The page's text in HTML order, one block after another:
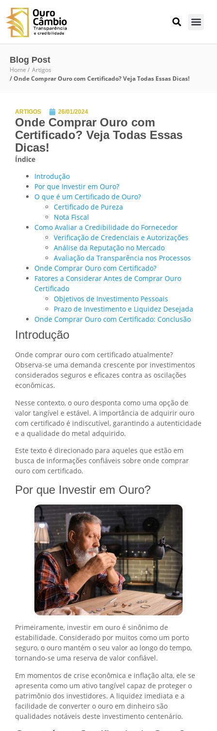
Blog Post
Home / Artigos
/ Onde Comprar Ouro com Certificado? Veja Todas Essas Dicas!
ARTIGOS 26/01/2024
Onde Comprar Ouro com
Certificado? Veja Todas Essas
Dicas!
Índice
Introdução
Por que Investir em Ouro?
O que é um Certificado de Ouro?
Certificado de Pureza
Nota Fiscal
Como Avaliar a Credibilidade do Fornecedor
Verificação de Credenciais e Autorizações
Análise da Reputação no Mercado
Avaliação da Transparência nos Processos
Onde Comprar Ouro com Certificado?
Fatores a Considerar Antes de Comprar Ouro
Certificado
Objetivos de Investimento Pessoais
Prazo de Investimento e Liquidez Desejada
Onde Comprar Ouro com Certificado: Conclusão
Introdução
Onde comprar ouro com certificado atualmente?
Observa-se uma demanda crescente por investimentos
considerados seguros e eficazes contra as oscilações
econômicas.
Nesse contexto, o ouro desponta como uma opção de
valor tangível e estável. A importância de adquirir ouro
com certificado é indiscutível, garantindo a autenticidade
e a qualidade do metal adquirido.
Este texto é direcionado para aqueles que estão em
busca de informações confiáveis sobre onde comprar
ouro com certificado.
Por que Investir em Ouro?
Primeiramente, investir em ouro é sinônimo de
estabilidade. Considerado por muitos como um porto
seguro, o ouro mantém o seu valor ao longo do tempo,
tornando-se uma reserva de valor confiável.
Em momentos de crise econômica e inflação alta, ele se
apresenta como um ativo tangível capaz de proteger o
patrimônio dos investidores. A liquidez imediata e a
facilidade de converter o ouro em dinheiro são
qualidades notáveis deste investimento centenário.